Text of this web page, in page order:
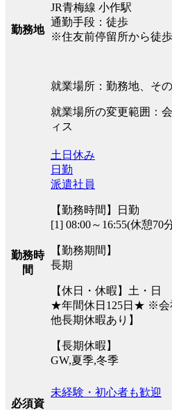
勤務地
JR青梅線 小作駅
通勤手段：徒歩
※住友前停留所から徒
就業場所：勤務地、そ
就業場所の変更範囲：
ィス
勤務時
間
土日休み
日勤
派遣社員
【勤務時間】日勤
[1] 08:00～16:55(休憩70
【勤務期間】
長期
【休日・休暇】土・日
★年間休日125日★ ※会
他長期休暇あり】
【長期休暇】
GW,夏季,冬季
必須資
未経験・初心者も歓迎